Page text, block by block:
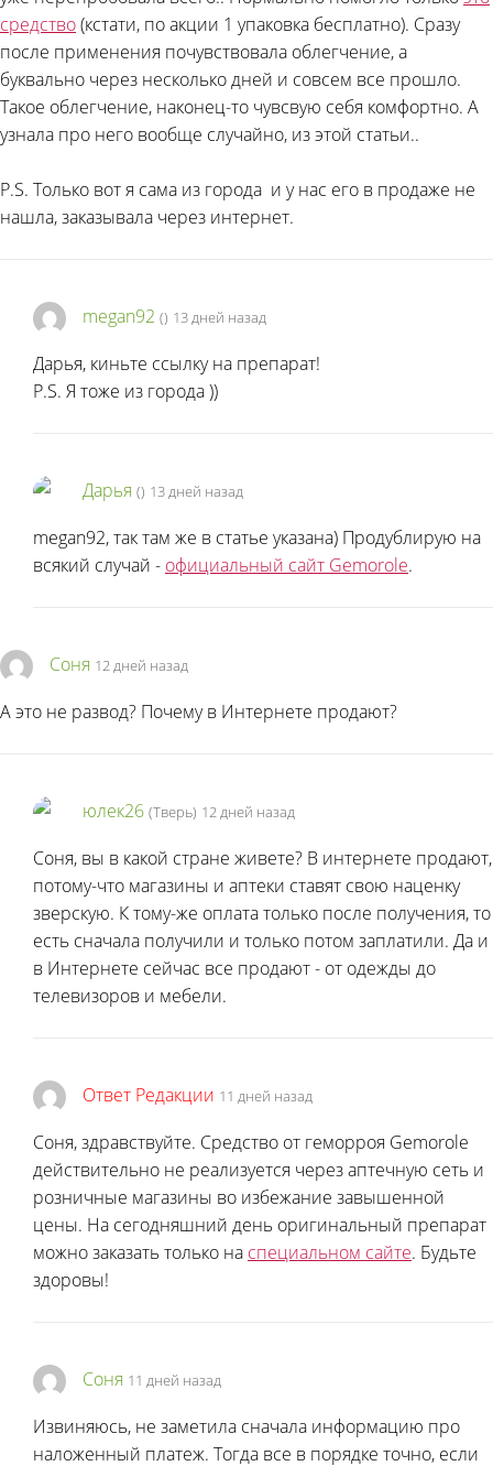
средство(кстати, по акции 1 упаковка бесплатно). Сразу
после применения почувствовала облегчение, а
буквально через несколько дней и совсем все прошло.
Такое облегчение, наконец-то чувсвую себя комфортно. А
узнала про него вообще случайно, из этой статьи..
P.S. Только вот я сама из города и у нас его в продаже не
нашла, заказывала через интернет.
megan92 () 13 дней назад
Дарья, киньте ссылку на препарат!
P.S. Я тоже из города))
Дарья () 13 дней назад
megan92, так там же в статье указана) Продублирую на
всякий случай - официальный сайт Gemorole.
Соня 12 дней назад
А это не развод? Почему в Интернете продают?
юлек26 (Тверь) 12 дней назад
Соня, вы в какой стране живете? В интернете продают,
потому-что магазины и аптеки ставят свою наценку
зверскую. К тому-же оплата только после получения, то
есть сначала получили и только потом заплатили. Да и
в Интернете сейчас все продают - от одежды до
телевизоров и мебели.
Ответ Редакции 11 дней назад
Соня, здравствуйте. Средство от геморроя Gemorole
действительно не реализуется через аптечную сеть и
розничные магазины во избежание завышенной
цены. На сегодняшний день оригинальный препарат
можно заказать только на специальном сайте. Будьте
здоровы!
Соня 11 дней назад
Извиняюсь, не заметила сначала информацию про
наложенный платеж. Тогда все в порядке точно, если